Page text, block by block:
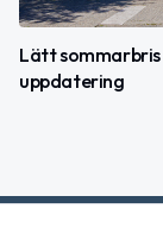
Lätt sommarbris
uppdatering